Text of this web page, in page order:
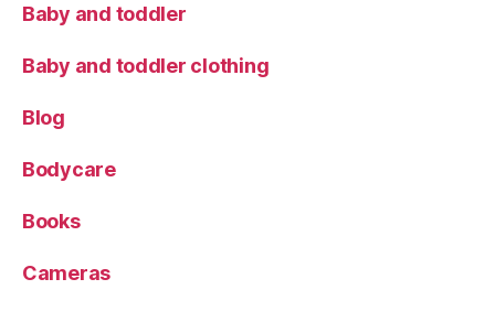
Baby and toddler
Baby and toddler clothing
Blog
Bodycare
Books
Cameras